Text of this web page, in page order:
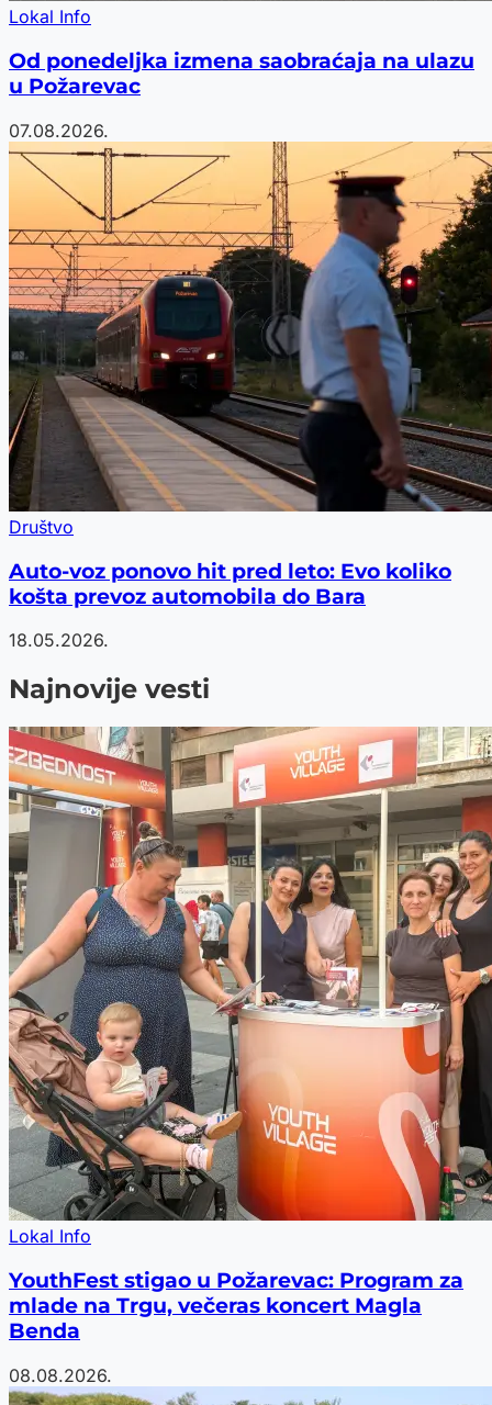
Lokal Info
Od ponedeljka izmena saobraćaja na ulazu
u Požarevac
07.08.2026.
Društvo
Auto-voz ponovo hit pred leto: Evo koliko
košta prevoz automobila do Bara
18.05.2026.
Najnovije vesti
Lokal Info
YouthFest stigao u Požarevac: Program za
mlade na Trgu, večeras koncert Magla
Benda
08.08.2026.